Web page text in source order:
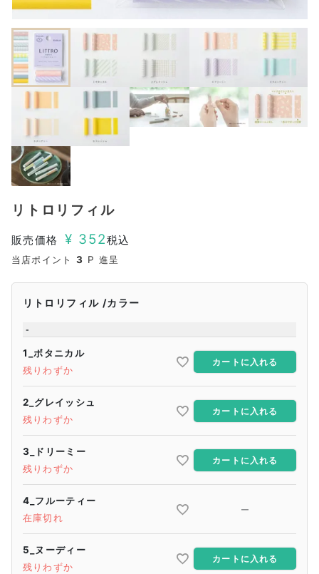
リトロリフィル
販売価格 ¥ 352税込
当店ポイント 3 P 進呈
リトロリフィル カラー
-
1_ボタニカル
残りわずか
カートに入れる
2_グレイッシュ
残りわずか
カートに入れる
3_ドリーミー
残りわずか
カートに入れる
4_フルーティー
在庫切れ
—
5_ヌーディー
残りわずか
カートに入れる